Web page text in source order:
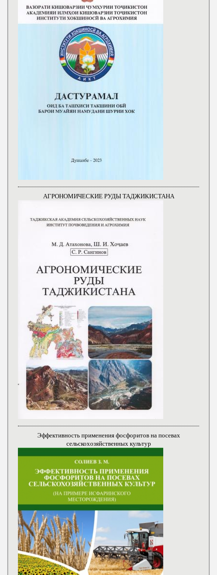
АГРОНОМИЧЕСКИЕ РУДЫ ТАДЖИКИСТАНА
Эффективность применения фосфоритов на посевах
сельскохозяйственных культур